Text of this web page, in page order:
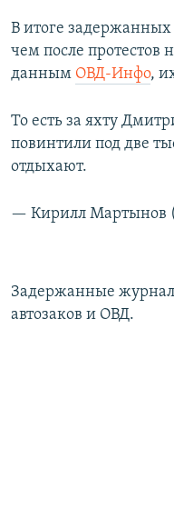
В итоге задержанных
чем после протестов
данным ОВД-Инфо,
То есть за яхту
повинтили под две
отдыхают.
— Кирилл Мартынов
Задержанные
автозаков и ОВД.